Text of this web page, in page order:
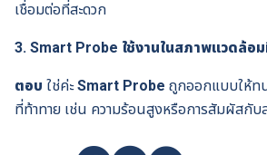
เชื่อมต่อที่สะดวก
3. Smart Probe ใช้งานในสภาพแวดล้อ
ตอบ ใช่ค่ะSmart Probe ถูกออกแบบให้ท
ที่ท้าทาย เช่น ความร้อนสูงหรือการสัมผัสกับ